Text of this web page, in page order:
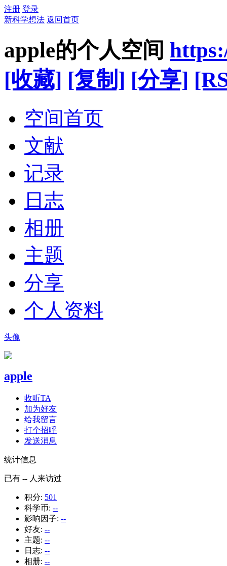
注册 登录
新科学想法 返回首页
apple的个人空间
[收藏] [复制] [分享]
空间首页
文献
记录
日志
相册
主题
分享
个人资料
头像
apple
收听TA
加为好友
给我留言
打个招呼
发送消息
统计信息
已有 -- 人来访过
积分: 501
科学币: --
影响因子: --
好友: --
主题: --
日志: --
相册: --